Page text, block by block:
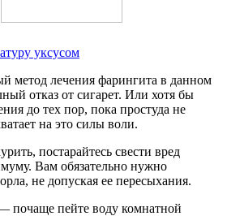
уксусом
метод лечения фарингита в данном
отказ от сигарет. Или хотя бы
до тех пор, пока простуда не
на это силы воли.
постарайтесь свести вред
Вам обязательно нужно
не допуская ее пересыхания.
почаще пейте воду комнатной